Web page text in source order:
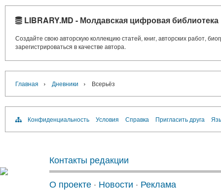
LIBRARY.MD - Молдавская цифровая библиотека
Создайте свою авторскую коллекцию статей, книг, авторских работ,
зарегистрироваться в качестве автора.
Главная › Дневники › Всерьёз
Конфиденциальность Условия Справка Пригласить друга
Контакты редакции
О проекте · Новости · Реклама